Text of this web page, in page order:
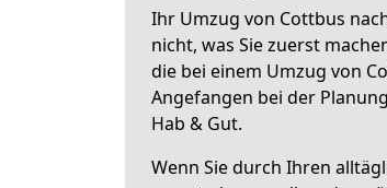
Ihr Umzug von Cottbus
nicht, was Sie zuerst
die bei einem Umzug von
Angefangen bei der
Hab & Gut.
Wenn Sie durch Ihren